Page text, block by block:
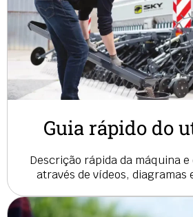
Guia rápido do
Descrição rápida da máquina
através de vídeos, diagramas